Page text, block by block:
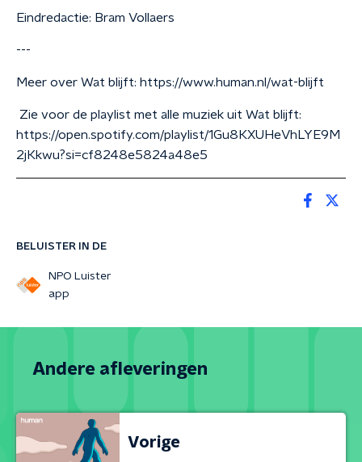
BELUISTER IN DE
NPO Luister
app
Eindredactie: Bram Vollaers
---
Meer over Wat blijft: https://www.human.nl/wat-blijft
Zie voor de playlist met alle muziek uit Wat blijft:
https://open.spotify.com/playlist/1Gu8KXUHeVhLYE9M
2jKkwu?si=cf8248e5824a48e5
Andere afleveringen
Vorige